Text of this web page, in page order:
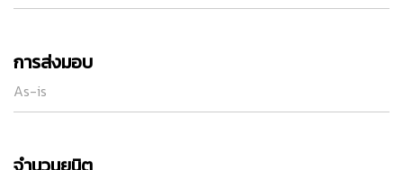
การส่งมอบ
As-is